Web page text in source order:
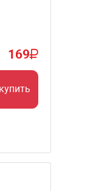
169
купить